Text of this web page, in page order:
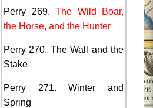
Perry 269. The Wild Boar,
the Horse, and the Hunter
Perry 270. The Wall and the
Stake
Perry 271. Winter and
Spring